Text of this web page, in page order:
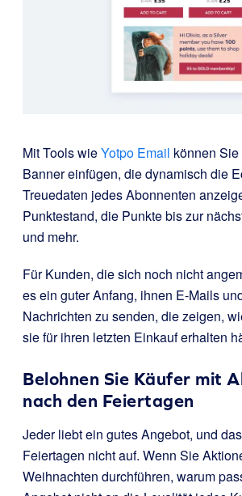
Mit Tools wieYotpo Email können
Banner einfügen, die dynamisch die
Treuedaten jedes Abonnenten
Punktestand, die Punkte bis zur
und mehr.
Für Kunden, die sich noch nicht
es ein guter Anfang, ihnen E-Mails
Nachrichten zu senden, die zeigen,
sie für ihren letzten Einkauf erhalten
Belohnen Sie Käufer mit
nach den Feiertagen
Jeder liebt ein gutes Angebot, und
Feiertagen nicht auf. Wenn Sie
Weihnachten durchführen, warum